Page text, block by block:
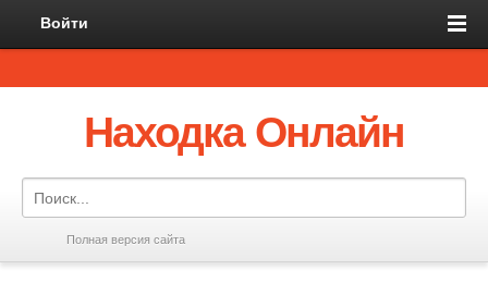
Войти
Находка Онлайн
Полная версия сайта